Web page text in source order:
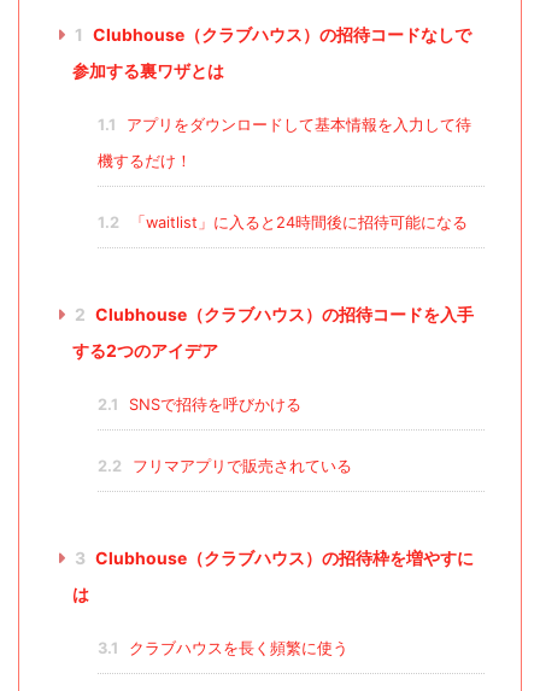
1 Clubhouse（クラブハウス）の招待コードなしで
参加する裏ワザとは
1.1
アプリをダウンロードして基本情報を入力して待
機するだけ！
1.2 「waitlist」に入ると24時間後に招待可能になる
2 Clubhouse（クラブハウス）の招待コードを入手
する2つのアイデア
2.1 SNSで招待を呼びかける
2.2 フリマアプリで販売されている
3 Clubhouse（クラブハウス）の招待枠を増やすに
は
3.1 クラブハウスを長く頻繁に使う